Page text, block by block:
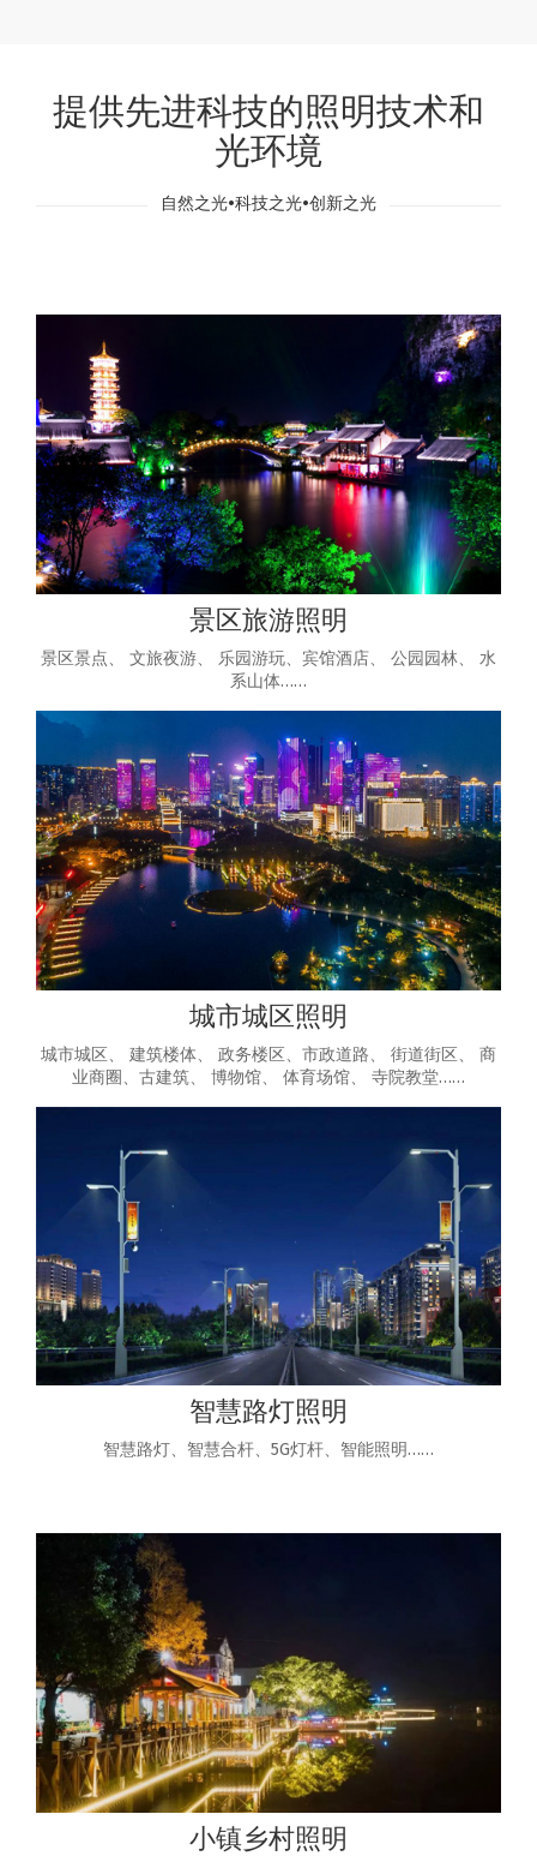
提供先进科技的照明技术和
光环境
自然之光•科技之光•创新之光
景区旅游照明
景区景点、 文旅夜游、 乐园游玩、宾馆酒店、 公园园林、 水
系山体……
城市城区照明
城市城区、 建筑楼体、 政务楼区、市政道路、 街道街区、 商
业商圈、古建筑、 博物馆、 体育场馆、 寺院教堂……
智慧路灯照明
智慧路灯、智慧合杆、5G灯杆、智能照明……
小镇乡村照明